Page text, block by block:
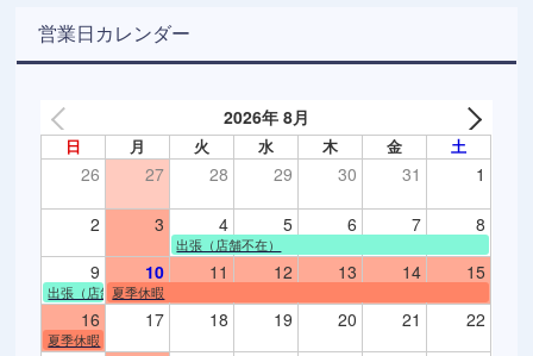
営業日カレンダー
2026年 8月
日 月 火 水 木 金 土
26 27 28 29 30 31 1
2 3 4 5 6 7 8
出張（店舗不在）
9 10 11 12 13 14 15
出張（店舗不在）
夏季休暇
16 17 18 19 20 21 22
夏季休暇